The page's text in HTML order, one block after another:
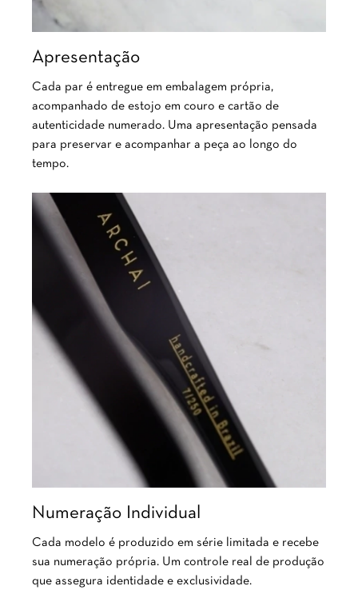
Apresentação
Cada par é entregue em embalagem própria,
acompanhado de estojo em couro e cartão de
autenticidade numerado. Uma apresentação pensada
para preservar e acompanhar a peça ao longo do
tempo.
Numeração Individual
Cada modelo é produzido em série limitada e recebe
sua numeração própria. Um controle real de produção
que assegura identidade e exclusividade.